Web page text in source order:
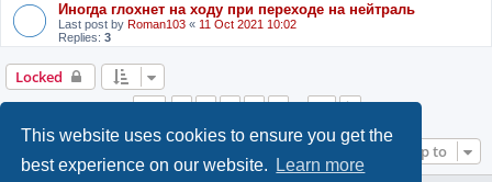
This website uses cookies to ensure you get the
best experience on our website.
Learn more
Иногда глохнет на ходу при переходе на нейтраль
Last post by Roman103 « 11 Oct 2021 10:02
Replies: 3
Locked
Page1of27
1 2 3 4 5 27
Jump to